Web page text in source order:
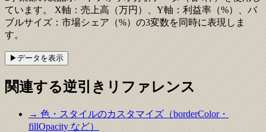
ています。 X軸：売上高（万円）、Y軸：利益率（%）、バ
ブルサイズ：市場シェア（%）の3変数を同時に表現しま
す。
▶データを表示
関連する逆引きリファレンス
→ 色・スタイルのカスタマイズ（borderColor・
fillOpacity など）